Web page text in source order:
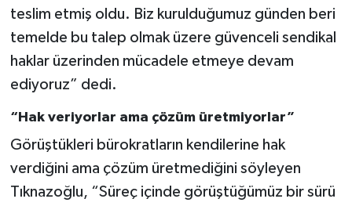
teslim etmiş oldu. Biz kurulduğumuz günden beri
temelde bu talep olmak üzere güvenceli sendikal
haklar üzerinden mücadele etmeye devam
ediyoruz” dedi.
“Hak veriyorlar ama çözüm üretmiyorlar”
Görüştükleri bürokratların kendilerine hak
verdiğini ama çözüm üretmediğini söyleyen
Tıknazoğlu, “Süreç içinde görüştüğümüz bir sürü